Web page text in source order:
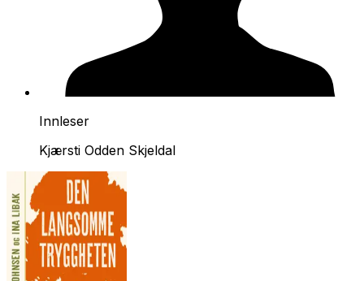
Innleser
Kjærsti Odden Skjeldal